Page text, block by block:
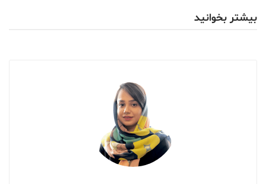
بیشتر بخوانید